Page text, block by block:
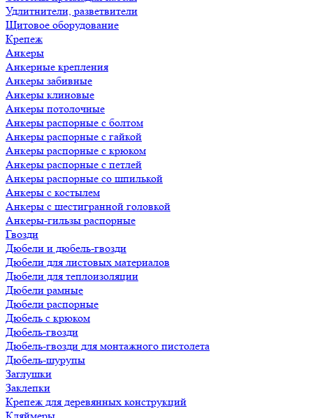
Удлитнители, разветвители
Щитовое оборудование
Крепеж
Анкеры
Анкерные крепления
Анкеры забивные
Анкеры клиновые
Анкеры потолочные
Анкеры распорные с болтом
Анкеры распорные с гайкой
Анкеры распорные с крюком
Анкеры распорные с петлей
Анкеры распорные со шпилькой
Анкеры с костылем
Анкеры с шестигранной головкой
Анкеры-гильзы распорные
Гвозди
Дюбели и дюбель-гвозди
Дюбели для листовых материалов
Дюбели для теплоизоляции
Дюбели рамные
Дюбели распорные
Дюбель с крюком
Дюбель-гвозди
Дюбель-гвозди для монтажного пистолета
Дюбель-шурупы
Заглушки
Заклепки
Крепеж для деревянных конструкций